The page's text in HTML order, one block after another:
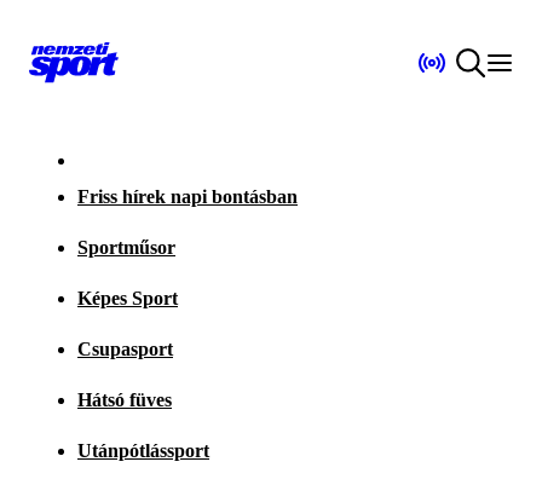
Friss hírek napi bontásban
Sportműsor
Képes Sport
Csupasport
Hátsó füves
Utánpótlássport